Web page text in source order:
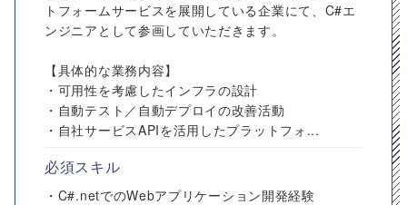
トフォームサービスを展開している企業にて、C#エ
ンジニアとして参画していただきます。
【具体的な業務内容】
・可用性を考慮したインフラの設計
・自動テスト／自動デプロイの改善活動
・自社サービスAPIを活用したプラットフォ...
必須スキル
・C#.netでのWebアプリケーション開発経験